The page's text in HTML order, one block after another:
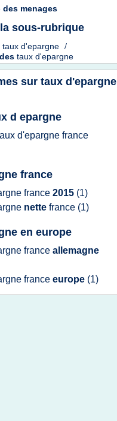
des menages
sous-rubrique
taux d'epargne /
des taux d'epargne
sur taux d'epargne
d epargne
d'epargne france
france
france 2015 (1)
nette france (1)
en europe
france allemagne
france europe (1)